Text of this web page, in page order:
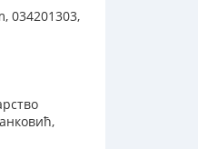
034201303,